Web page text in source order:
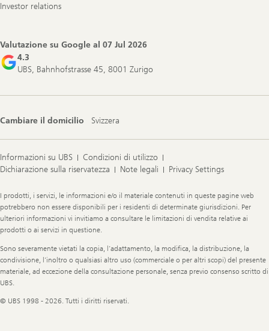
Investor relations
Valutazione su Google al 07 Jul 2026
4.3
UBS, Bahnhofstrasse 45, 8001 Zurigo
Cambiare il domicilio Svizzera
Informazioni su UBS
Condizioni di utilizzo
Dichiarazione sulla riservatezza
Note legali Privacy Settings
Legal
Information
I prodotti, i servizi, le informazioni e/o il materiale contenuti in queste pagine web
potrebbero non essere disponibili per i residenti di determinate giurisdizioni. Per
ulteriori informazioni vi invitiamo a consultare le limitazioni di vendita relative ai
prodotti o ai servizi in questione.
Sono severamente vietati la copia, l’adattamento, la modifica, la distribuzione, la
condivisione, l’inoltro o qualsiasi altro uso (commerciale o per altri scopi) del presente
materiale, ad eccezione della consultazione personale, senza previo consenso scritto di
UBS.
© UBS 1998 - 2026. Tutti i diritti riservati.